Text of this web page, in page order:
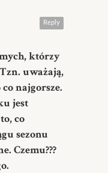
Reply
którzy
uważają,
najgorsze.
jest
co
sezonu
Czemu???